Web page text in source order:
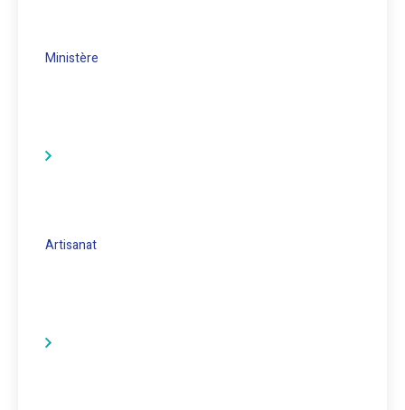
Ministère
Artisanat